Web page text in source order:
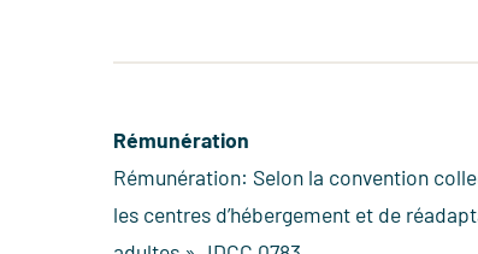
Rémunération
Rémunération: Selon la convention
les centres d’hébergement et de